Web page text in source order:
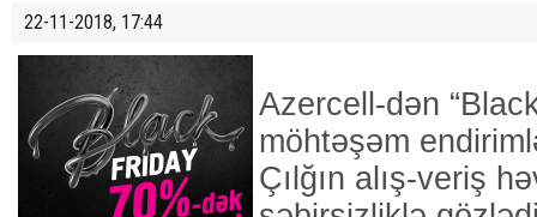
22-11-2018, 17:44
Azercell-dən
möhtəşəm
Çılğın alış-veriş